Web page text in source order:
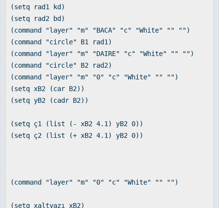
(setq rad1 kd)
(setq rad2 bd)
(command "layer" "m" "BACA" "c" "White" "" "")
(command "circle" B1 rad1)
(command "layer" "m" "DAIRE" "c" "White" "" "")
(command "circle" B2 rad2)
(command "layer" "m" "0" "c" "White" "" "")
(setq xB2 (car B2))
(setq yB2 (cadr B2))
(setq ç1 (list (- xB2 4.1) yB2 0))
(setq ç2 (list (+ xB2 4.1) yB2 0))
(command "layer" "m" "0" "c" "White" "" "")
(setq xaltyazı xB2)